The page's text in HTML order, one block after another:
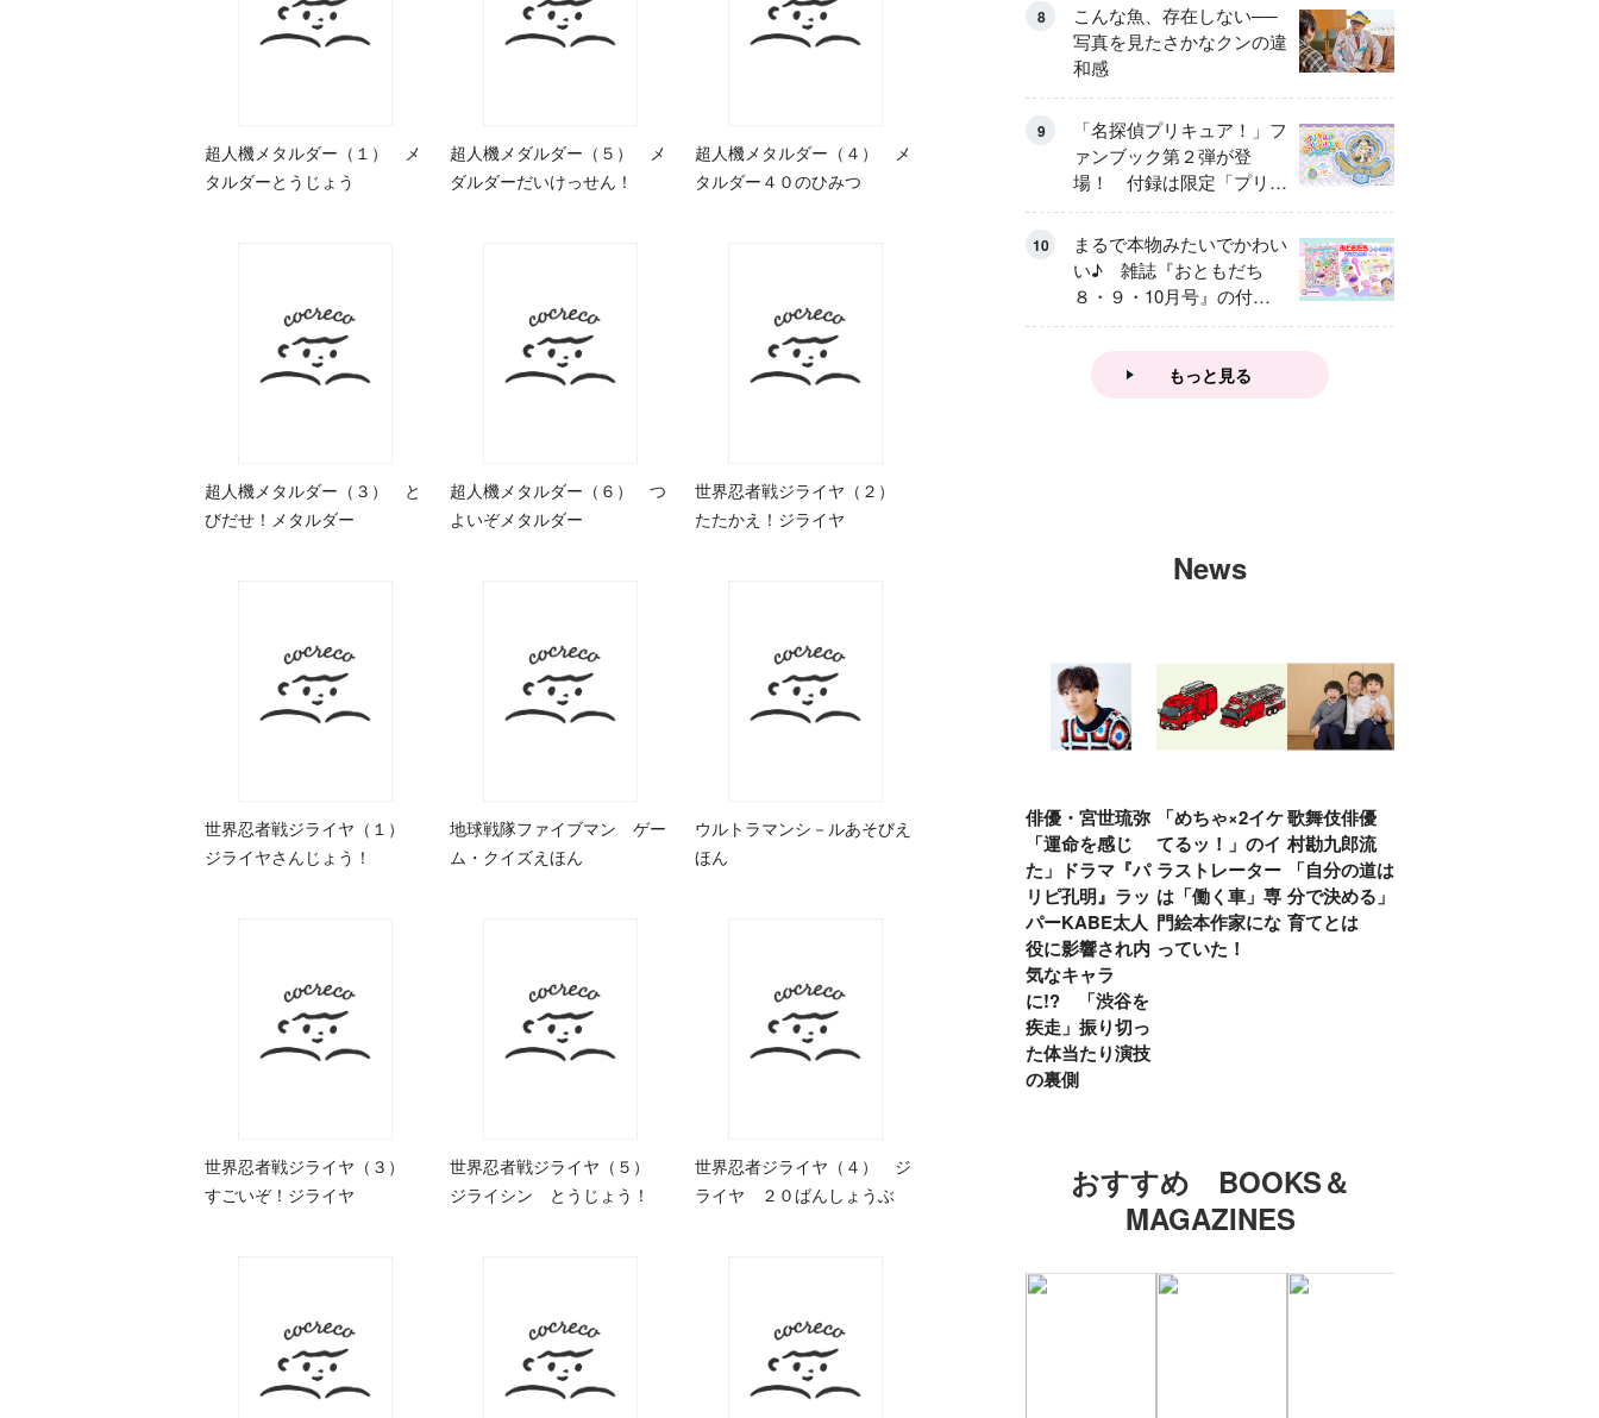
超人機メタルダー（１） メ
タルダーとうじょう
超人機メダルダー（５） メ
ダルダーだいけっせん！
超人機メタルダー（４） メ
タルダー４０のひみつ
超人機メタルダー（３） と
びだせ！メタルダー
超人機メタルダー（６） つ
よいぞメタルダー
世界忍者戦ジライヤ（２）
たたかえ！ジライヤ
世界忍者戦ジライヤ（１）
ジライヤさんじょう！
地球戦隊ファイブマン ゲー
ム・クイズえほん
ウルトラマンシ－ルあそびえ
ほん
世界忍者戦ジライヤ（３）
すごいぞ！ジライヤ
世界忍者戦ジライヤ（５）
ジライシン とうじょう！
世界忍者ジライヤ（４） ジ
ライヤ ２０ばんしょうぶ
8
こんな魚、存在しない──
写真を見たさかなクンの違
和感
9
「名探偵プリキュア！」フ
ァンブック第２弾が登
場！ 付録は限定「プリキ
ュアマコトジュエル キュ
アアルカナ・シャドウ ア
イスver.」 キュアエクレ
ールを大特集！
10
まるで本物みたいでかわい
い♪ 雑誌『おともだち
８・９・10月号』の付録
は『サーティワン アイス
もっと見る
News
俳優・宮世琉弥
「運命を感じ
た」ドラマ『パ
リピ孔明』ラッ
パーKABE太人
役に影響され内
気なキャラ
に!? 「渋谷を
疾走」振り切っ
た体当たり演技
の裏側
「めちゃ×2イケ
てるッ！」のイ
ラストレーター
は「働く車」専
門絵本作家にな
っていた！
歌舞伎俳優 中
村勘九郎流
「自分の道は自
分で決める」子
育てとは
おすすめ BOOKS＆
MAGAZINES